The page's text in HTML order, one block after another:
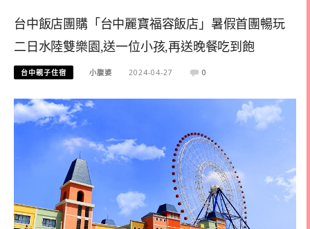
台中飯店團購「台中麗寶福容飯店」暑假首團暢玩
二日水陸雙樂園,送一位小孩,再送晚餐吃到飽
台中親子住宿 小腹婆 2024-04-27 0